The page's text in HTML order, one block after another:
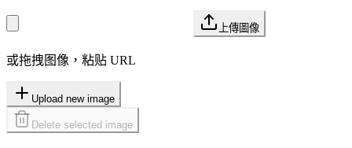
上傳圖像
或拖拽图像，粘贴 URL
Upload new image
Delete selected image